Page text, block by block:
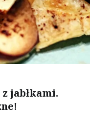
jabłkami.